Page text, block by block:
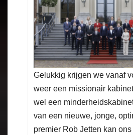
Gelukkig krijgen we vanaf
weer een missionair
wel een
van een nieuwe, jonge,
premier Rob Jetten kan